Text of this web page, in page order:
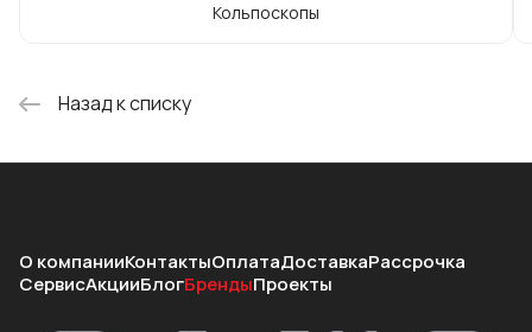
Кольпоскопы
Назад к списку
О компанииКонтактыОплатаДоставкаРассрочка
СервисАкцииБлогБрендыПроекты